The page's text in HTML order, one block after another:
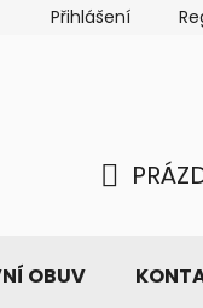
Přihlášení
KOŠÍK
OBUV